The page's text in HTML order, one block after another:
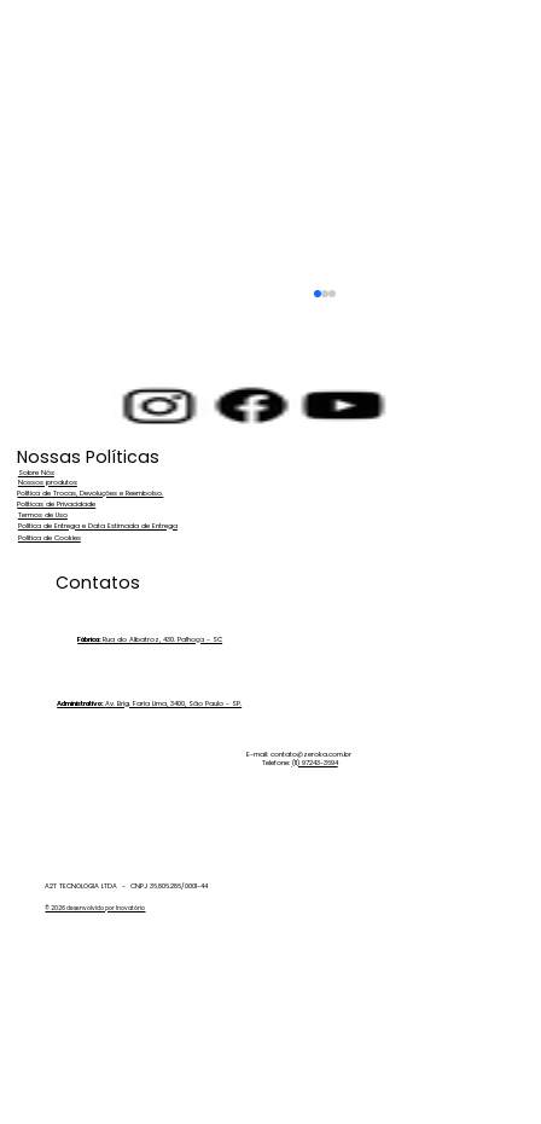
Maximize a Eficiência da sua Energia
Zero Ka
A2T TECNOLOGIA LTDA - CNPJ 36.806.286/0001-44
© 2026 desenvolvido por Inovatório
Nossas Políticas
Nossos produtos
Sobre Nós
Política de Trocas, Devoluções e Reembolso.
Políticas de Privacidade
Política de Entrega e Data Estimada de Entrega
Política de Cookies
Termos de Uso
Contatos
Fábrica:Rua do Albatroz, 430. Palhoça - SC
Administrativo:Av. Brig. Faria Lima, 3400, São Paulo - SP.
E-mail:contato@zeroka.com.br
Telefone: (11) 97243-3694